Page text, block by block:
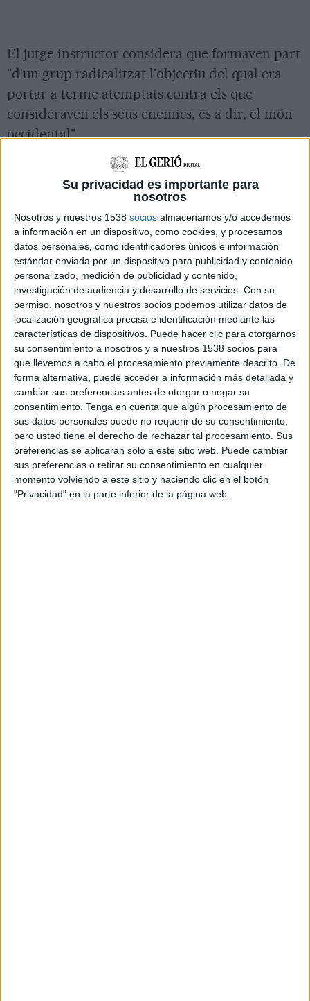
Su privacidad es importante para
nosotros
Nosotros y nuestros 1538 socios almacenamos y/o accedemos
a información en un dispositivo, como cookies, y procesamos
datos personales, como identificadores únicos e información
estándar enviada por un dispositivo para publicidad y contenido
personalizado, medición de publicidad y contenido,
investigación de audiencia y desarrollo de servicios. Con su
permiso, nosotros y nuestros socios podemos utilizar datos de
localización geográfica precisa e identificación mediante las
características de dispositivos. Puede hacer clic para otorgarnos
su consentimiento a nosotros y a nuestros 1538 socios para
que llevemos a cabo el procesamiento previamente descrito. De
forma alternativa, puede acceder a información más detallada y
cambiar sus preferencias antes de otorgar o negar su
consentimiento. Tenga en cuenta que algún procesamiento de
sus datos personales puede no requerir de su consentimiento,
pero usted tiene el derecho de rechazar tal procesamiento. Sus
preferencias se aplicarán solo a este sitio web. Puede cambiar
sus preferencias o retirar su consentimiento en cualquier
momento volviendo a este sitio y haciendo clic en el botón
"Privacidad" en la parte inferior de la página web.
El jutge instructor considera que formaven part
"d'un grup radicalitzat l'objectiu del qual era
portar a terme atemptats contra els que
consideraven els seus enemics, és a dir, el món
occidental".
En el primer cas, sol·licita que vagin a judici
Mohamed Houli Chemlal i Driss Oukabir pels
delictes d'integració a organització terrorista,
fabricació, tinença i dipòsit d'explosius i un
delicte d'estralls en grau de temptativa. En el
cas del tercer detingut, el processament es
limita a un delicte de col·laboració amb
organització terrorista.
Els objectius dels terroristes
El jutge considera que l'imam de Ripoll,
Abdelbaki Es Satty, va exercir com a líder
"espiritual" dels joves que vivien a la localitat
ripollesa i que s'haurien convertit en un grup
terrorista a partir del 2015 per seguir les
directrius de la DAESH. "L'imam els va
adoctrinar en el jihadisme radical", recull la
interlocutòria de processament.